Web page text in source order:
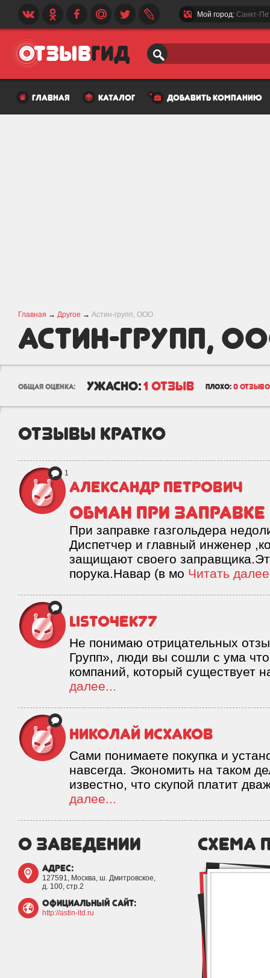
Мой город: Санкт-
главная каталог добавить компанию
Главная → Другое → Астин-групп, ООО
Астин-групп,
общая оценка: ужасно:1 отзыв плохо: 0
отзывы кратко
1
Александр Петрович
Обман при заправке
При заправке газгольдера
Диспетчер и главный инженер
защищают своего
порука.Навар (в мо Читать
listo4ek77
Не понимаю отрицательных
Групп», люди вы сошли с ума
компаний, который существует
далее...
Николай Исхаков
Сами понимаете покупка и
навсегда. Экономить на таком
известно, что скупой платит
далее...
о заведении
адрес:
127591, Москва, ш. Дмитровское,
д. 100, стр.2
официальный сайт:
http://astin-ltd.ru
схема